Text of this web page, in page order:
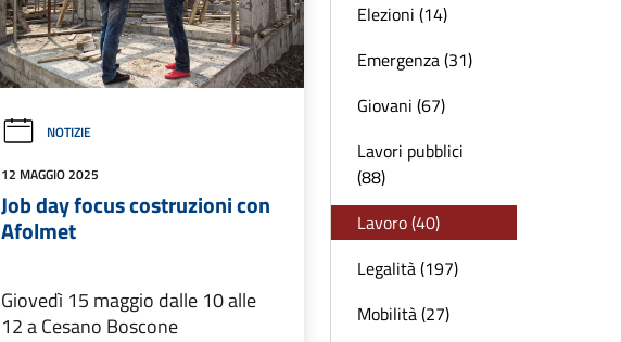
NOTIZIE
12 MAGGIO 2025
Job day focus costruzioni con
Afolmet
Giovedì 15 maggio dalle 10 alle
12 a Cesano Boscone
Elezioni (14)
Emergenza (31)
Giovani (67)
Lavori pubblici
(88)
Lavoro (40)
Legalità (197)
Mobilità (27)